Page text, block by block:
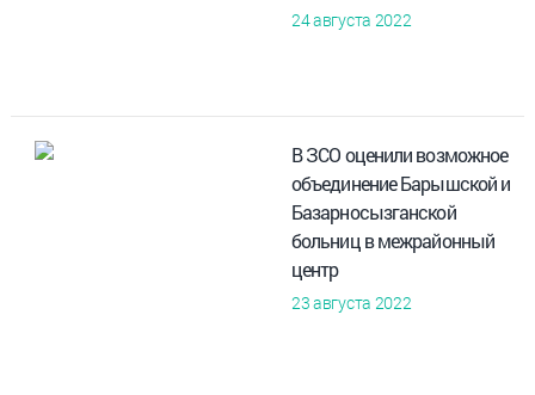
24 августа 2022
В ЗСО оценили возможное
объединение Барышской и
Базарносызганской
больниц в межрайонный
центр
23 августа 2022